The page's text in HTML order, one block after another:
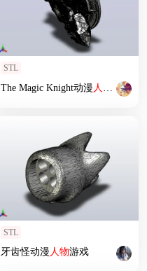
STL
The Magic Knight动漫 人物 游戏
STL
牙齿怪动漫人物游戏